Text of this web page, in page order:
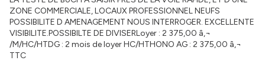
ZONE COMMERCIALE, LOCAUX PROFESSIONNEL NEUFS
POSSIBILITE D AMENAGEMENT NOUS INTERROGER. EXCELLENTE
VISIBILITE.POSSIBILTE DE DIVISERLoyer : 2 375,00 â‚¬
/M/HC/HTDG : 2 mois de loyer HC/HTHONO AG : 2 375,00 â‚¬
TTC